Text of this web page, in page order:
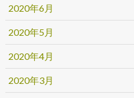
2020年6月
2020年5月
2020年4月
2020年3月